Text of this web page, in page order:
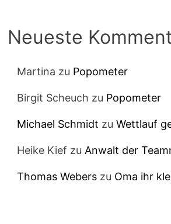
Neueste
Martina zu Popometer
Birgit Scheuch zu Popometer
Michael Schmidt zuWettlauf
Heike Kief zu Anwalt der
Thomas Webers zu Oma ihr